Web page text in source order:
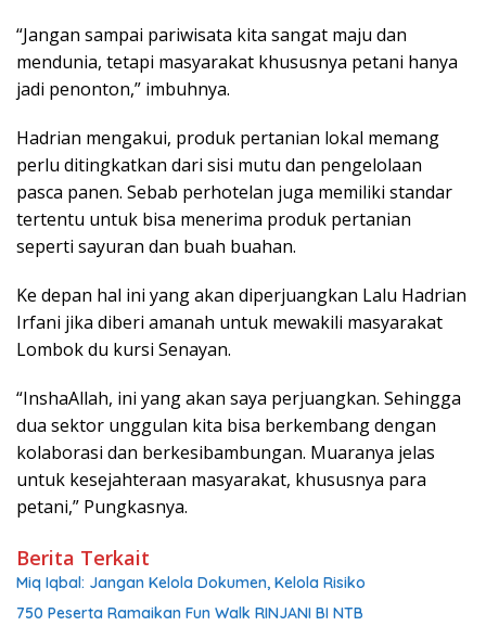
“Jangan sampai pariwisata kita sangat maju dan
mendunia, tetapi masyarakat khususnya petani hanya
jadi penonton,” imbuhnya.
Hadrian mengakui, produk pertanian lokal memang
perlu ditingkatkan dari sisi mutu dan pengelolaan
pasca panen. Sebab perhotelan juga memiliki standar
tertentu untuk bisa menerima produk pertanian
seperti sayuran dan buah buahan.
Ke depan hal ini yang akan diperjuangkan Lalu Hadrian
Irfani jika diberi amanah untuk mewakili masyarakat
Lombok du kursi Senayan.
“InshaAllah, ini yang akan saya perjuangkan. Sehingga
dua sektor unggulan kita bisa berkembang dengan
kolaborasi dan berkesibambungan. Muaranya jelas
untuk kesejahteraan masyarakat, khususnya para
petani,” Pungkasnya.
Berita Terkait
Miq Iqbal: Jangan Kelola Dokumen, Kelola Risiko
750 Peserta Ramaikan Fun Walk RINJANI BI NTB